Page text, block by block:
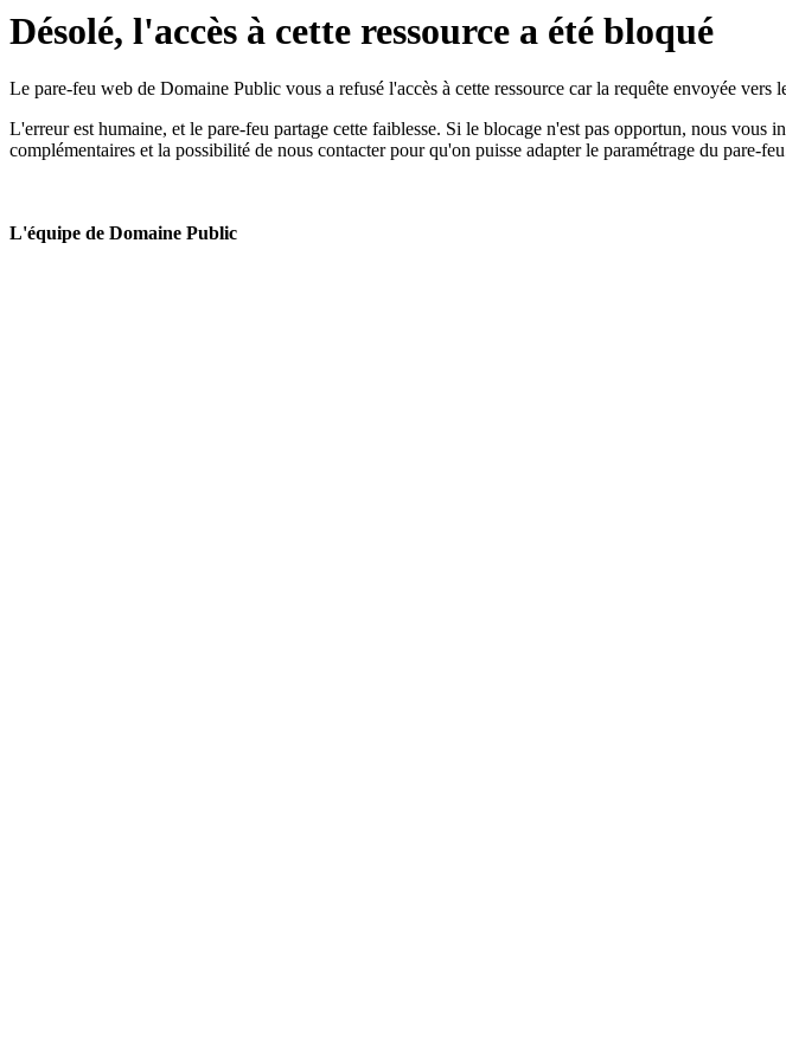
Désolé, l'accès à cette ressource a été bloqué
Le pare-feu web de Domaine Public vous a refusé l'accès à cette ressource car la requête envoyée vers
L'erreur est humaine, et le pare-feu partage cette faiblesse. Si le blocage n'est pas opportun, nous vous
complémentaires et la possibilité de nous contacter pour qu'on puisse adapter le paramétrage du pare-
L'équipe de Domaine Public